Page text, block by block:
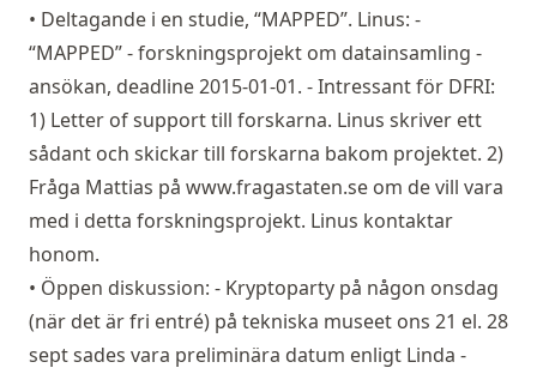
• Deltagande i en studie, “MAPPED”. Linus: -
“MAPPED” - forskningsprojekt om datainsamling -
ansökan, deadline 2015-01-01. - Intressant för DFRI:
1) Letter of support till forskarna. Linus skriver ett
sådant och skickar till forskarna bakom projektet. 2)
Fråga Mattias på www.fragastaten.se om de vill vara
med i detta forskningsprojekt. Linus kontaktar
honom.
• Öppen diskussion: - Kryptoparty på någon onsdag
(när det är fri entré) på tekniska museet ons 21 el. 28
sept sades vara preliminära datum enligt Linda -